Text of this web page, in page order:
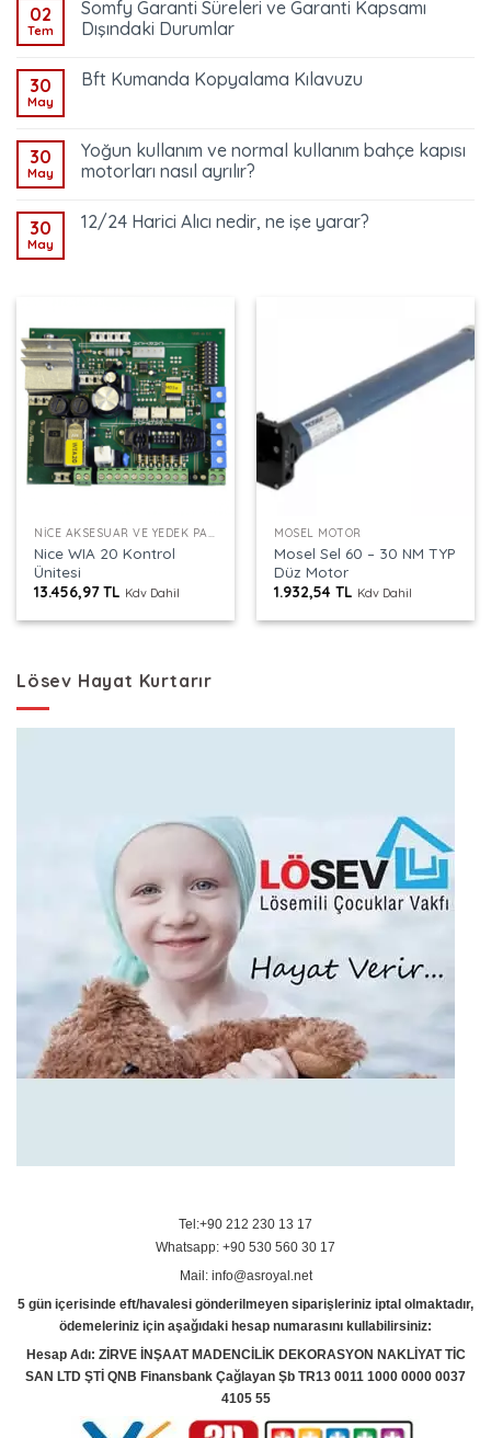
02
Tem
Somfy Garanti Süreleri ve Garanti Kapsamı
Dışındaki Durumlar
30
May
Bft Kumanda Kopyalama Kılavuzu
30
May
Yoğun kullanım ve normal kullanım bahçe kapısı
motorları nasıl ayrılır?
30
May
12/24 Harici Alıcı nedir, ne işe yarar?
NICE AKSESUAR VE YEDEK PARÇALAR
Nice WIA 20 Kontrol
Ünitesi
13.456,97TL Kdv Dahil
MOSEL MOTOR
Mosel Sel 60 – 30 NM TYP
Düz Motor
1.932,54TL Kdv Dahil
Lösev Hayat Kurtarır
Tel:+90 212 230 13 17
Whatsapp: +90 530 560 30 17
Mail: info@asroyal.net
5 gün içerisinde eft/havalesi gönderilmeyen siparişleriniz iptal olmaktadır,
ödemeleriniz için aşağıdaki hesap numarasını kullabilirsiniz:
Hesap Adı: ZİRVE İNŞAAT MADENCİLİK DEKORASYON NAKLİYAT TİC
SAN LTD ŞTİ QNB Finansbank Çağlayan Şb TR13 0011 1000 0000 0037
4105 55